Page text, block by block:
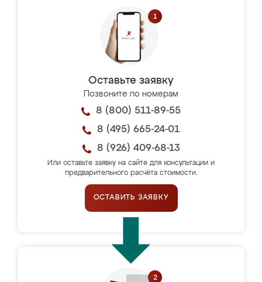
Оставьте заявку
Позвоните по номерам
8 (800) 511-89-55
8 (495) 665-24-01
8 (926) 409-68-13
Или оставьте заявку на сайте для консультации и
предварительного расчёта стоимости.
ОСТАВИТЬ ЗАЯВКУ